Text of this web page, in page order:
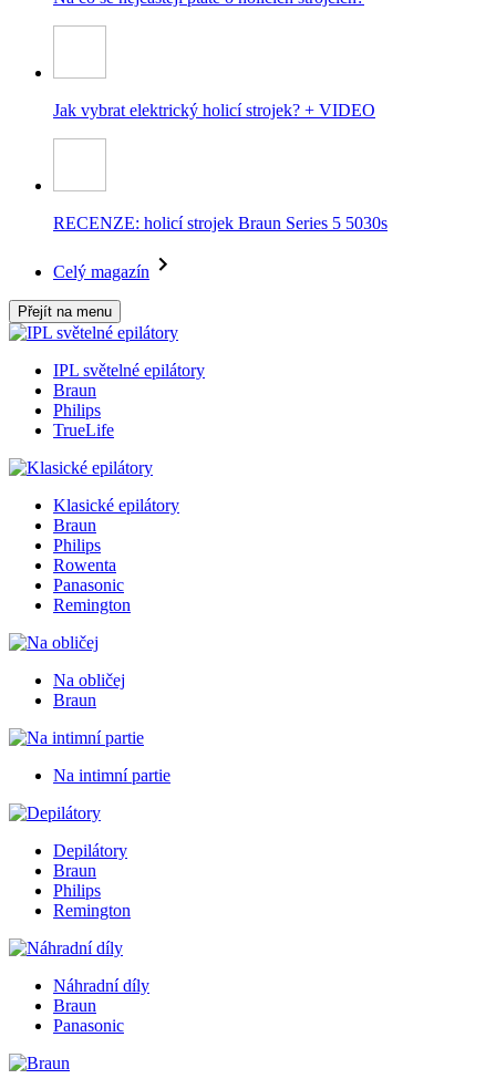
Jak vybrat elektrický holicí strojek? + VIDEO
RECENZE: holicí strojek Braun Series 5 5030s
Celý magazín
Přejít na menu
IPL světelné epilátory
Braun
Philips
TrueLife
Klasické epilátory
Braun
Philips
Rowenta
Panasonic
Remington
Na obličej
Braun
Na intimní partie
Depilátory
Braun
Philips
Remington
Náhradní díly
Braun
Panasonic